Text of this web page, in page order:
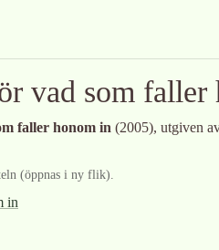
vad som faller
faller honom in (2005), utgiven
(öppnas i ny flik).
in